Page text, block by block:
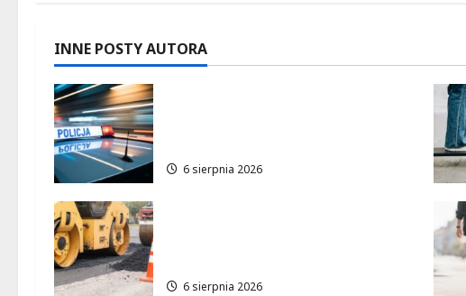
z
w
p
i
s
y
INNE POSTY AUTORA
6 sierpnia 2026
6 sierpnia 2026